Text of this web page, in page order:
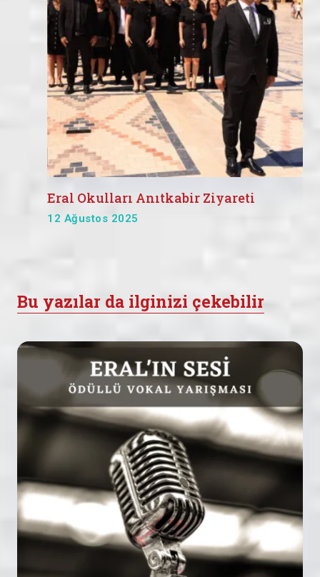
Eral Okulları Anıtkabir Ziyareti
12 Ağustos 2025
Bu yazılar da ilginizi çekebilir